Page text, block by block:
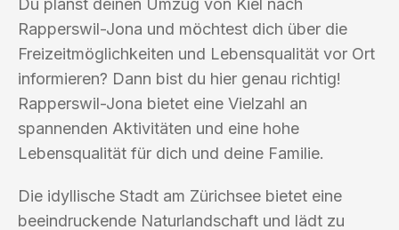
Du planst deinen Umzug von Kiel nach
Rapperswil-Jona und möchtest dich über die
Freizeitmöglichkeiten und Lebensqualität vor Ort
informieren? Dann bist du hier genau richtig!
Rapperswil-Jona bietet eine Vielzahl an
spannenden Aktivitäten und eine hohe
Lebensqualität für dich und deine Familie.
Die idyllische Stadt am Zürichsee bietet eine
beeindruckende Naturlandschaft und lädt zu